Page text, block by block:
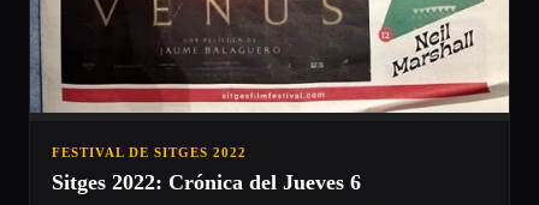
FESTIVAL DE SITGES 2022
Sitges 2022: Crónica del Jueves 6